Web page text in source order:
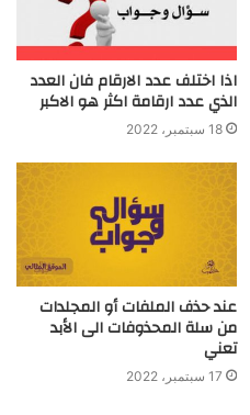
اذا اختلف عدد الارقام فان العدد
الذي عدد ارقامة اكثر هو الاكبر
18 سبتمبر، 2022
عند حذف الملفات أو المجلدات
من سلة المحذوفات الى الأبد
تعني
17 سبتمبر، 2022